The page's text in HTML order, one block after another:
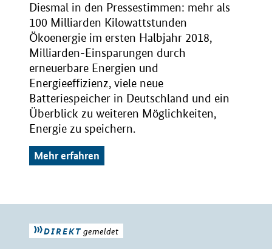
Diesmal in den Pressestimmen: mehr als
100 Milliarden Kilowattstunden
Ökoenergie im ersten Halbjahr 2018,
Milliarden-Einsparungen durch
erneuerbare Energien und
Energieeffizienz, viele neue
Batteriespeicher in Deutschland und ein
Überblick zu weiteren Möglichkeiten,
Energie zu speichern.
Mehr erfahren
DIREKT gemeldet